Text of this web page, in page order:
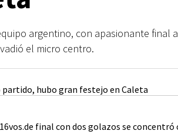
argentino, con apasionante final
el micro centro.
final con dos golazos se